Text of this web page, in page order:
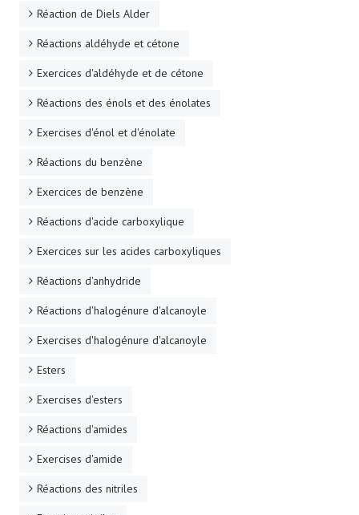
Réaction de Diels Alder
Réactions aldéhyde et cétone
Exercices d'aldéhyde et de cétone
Réactions des énols et des énolates
Exercises d'énol et d'énolate
Réactions du benzène
Exercices de benzène
Réactions d'acide carboxylique
Exercices sur les acides carboxyliques
Réactions d'anhydride
Réactions d'halogénure d'alcanoyle
Exercises d'halogénure d'alcanoyle
Esters
Exercises d'esters
Réactions d'amides
Exercises d'amide
Réactions des nitriles